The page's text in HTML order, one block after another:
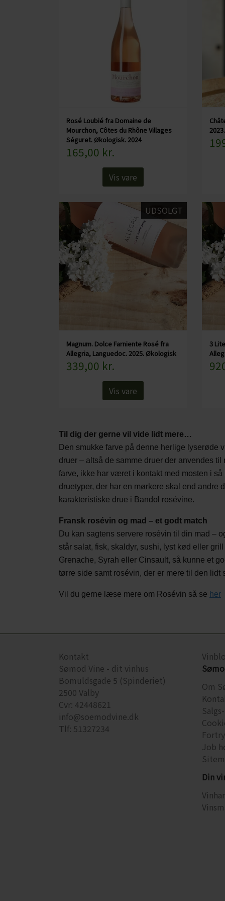
Rosé Loubié fra Domaine de
Mourchon, Côtes du Rhône Villages
Séguret. Økologisk. 2024
165,00 kr.
Vis vare
UDSOLGT
Magnum. Dolce Farniente Rosé fra
Allegria, Languedoc. 2025. Økologisk
339,00 kr.
Vis vare
3
Til dig der gerne vil vide lidt mere…
Den smukke farve på denne herlige
druer – altså de samme druer der anvendes
farve, ikke har været i kontakt med mosten i
druetyper, der har en mørkere skal end andre
karakteristiske drue i Bandol rosévine.
Fransk rosévin og mad – et godt match
Du kan sagtens servere rosévin til din mad –
står salat, fisk, skaldyr, sushi, lyst kød eller
Grenache, Syrah eller Cinsault, så kunne et
tørre side samt rosévin, der er mere til den
Vil du gerne læse mere om Rosévin så se her
Kontakt
Sømod Vine - dit vinhus
Bomuldsgade 5 (Spinderiet)
2500 Valby
Cvr: 42448621
info@soemodvine.dk
Tlf: 51327234
Om
Job
Din